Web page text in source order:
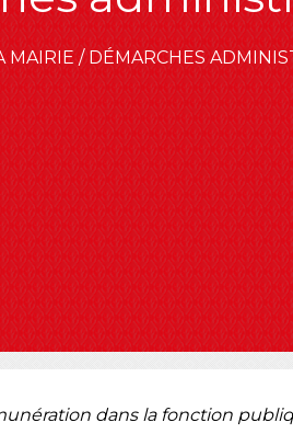
MAIRIE/DÉMARCHES
dans la fonction